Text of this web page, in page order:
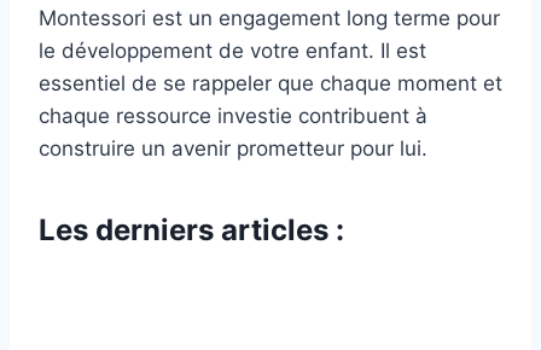
Montessori est un engagement long terme pour
le développement de votre enfant. Il est
essentiel de se rappeler que chaque moment et
chaque ressource investie contribuent à
construire un avenir prometteur pour lui.
Les derniers articles :